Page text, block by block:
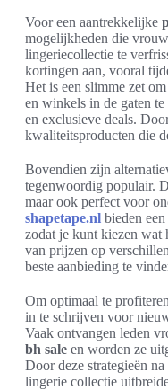
Voor een aantrekkelijke
mogelijkheden die
lingeriecollectie te
kortingen aan, vooral
Het is een slimme zet
en winkels in de gaten
en exclusieve deals.
kwaliteitsproducten die
Bovendien zijn
tegenwoordig populair.
maar ook perfect voor
shapetape.nl bieden
zodat je kunt kiezen wat
van prijzen op
beste aanbieding te
Om optimaal te
in te schrijven voor
Vaak ontvangen leden
bh sale en worden ze
Door deze strategieën
lingerie collectie